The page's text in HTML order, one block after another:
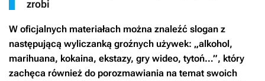
zrobi
W oficjalnych materiałach można znaleźć slogan z
następującą wyliczanką groźnych używek: „alkohol,
marihuana, kokaina, ekstazy, gry wideo, tytoń…”, który
zachęca również do porozmawiania na temat swoich